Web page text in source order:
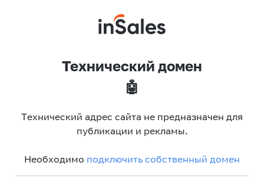
Технический домен
🤖
Технический адрес сайта не предназначен для
публикации и рекламы.
Необходимо подключить собственный домен